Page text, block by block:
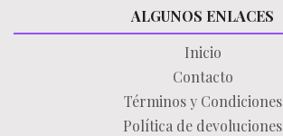
ALGUNOS ENLACES
Inicio
Contacto
Términos y Condiciones
Política de devoluciones